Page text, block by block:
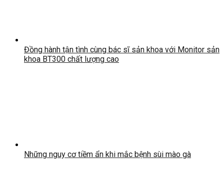
Đồng hành tận tình cùng bác sĩ sản khoa với Monitor sản
khoa BT300 chất lượng cao
Những nguy cơ tiềm ẩn khi mắc bệnh sùi mào gà